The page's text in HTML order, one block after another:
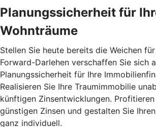
Planungssicherheit für
Wohnträume
Stellen Sie heute bereits die Weichen
Forward-Darlehen verschaffen Sie sich
Planungssicherheit für Ihre
Realisieren Sie Ihre Traumimmobilie
künftigen Zinsentwicklungen.
günstigen Zinsen und gestalten Sie
ganz individuell.